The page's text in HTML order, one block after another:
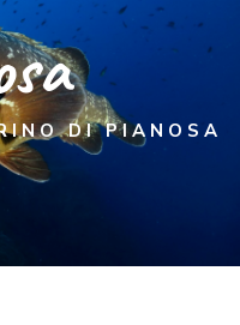
DI PIANOSA